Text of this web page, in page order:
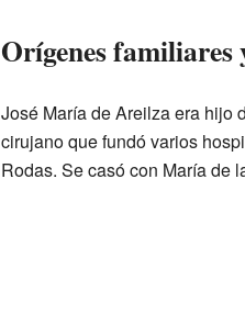
Orígenes familiares
José María de Areilza era hijo
cirujano que fundó varios
Rodas. Se casó con María de